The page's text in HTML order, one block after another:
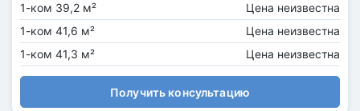
1-ком 39,2 м²
Цена неизвестна
1-ком 41,6 м²
Цена неизвестна
1-ком 41,3 м²
Цена неизвестна
Получить консультацию